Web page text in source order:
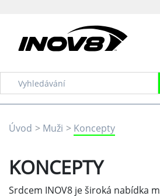
Úvod Muži Koncepty
KONCEPTY
Srdcem INOV8 je široká nabídka